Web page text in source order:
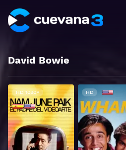
David Bowie
HD 1080P HD